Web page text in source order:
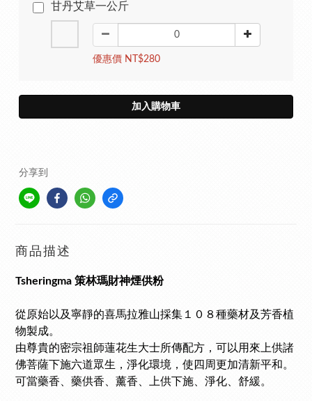
甘丹艾草一公斤
優惠價 NT$280
加入購物車
分享到
商品描述
Tsheringma 策林瑪財神煙供粉
從原始以及寧靜的喜馬拉雅山採集１０８種藥材及芳香植
物製成。
由尊貴的密宗祖師蓮花生大士所傳配方，可以用來上供諸
佛菩薩下施六道眾生，淨化環境，使四周更加清新平和。
可當藥香、藥供香、薰香、上供下施、淨化、舒緩。